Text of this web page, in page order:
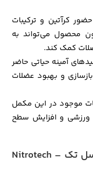
حضور کرآتین و ترکیبات
محصول می‌تواند به
کمک کند.
آمینه حیاتی حاضر
و بهبود عضلات
موجود در این مکمل
ورزشی و افزایش سطح
مزایای پروتئین وی گلد ماسل تک – Nitrotech